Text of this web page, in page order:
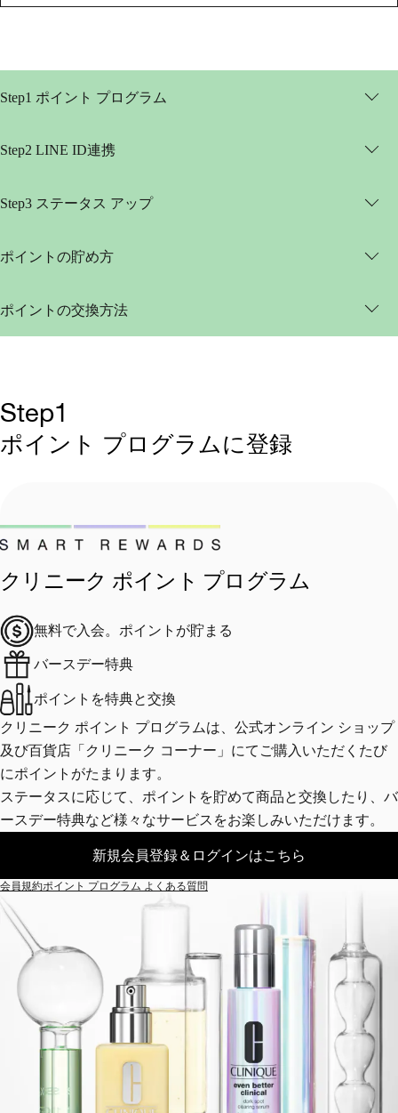
Step1 ポイント プログラム
Step2 LINE ID連携
Step3 ステータス アップ
ポイントの貯め方
ポイントの交換方法
Step1
ポイント プログラムに登録
クリニーク ポイント プログラム
無料で入会。 ポイントが貯まる
バースデー特典
ポイントを特典と交換
クリニーク ポイント プログラムは、公式オンライン ショップ
及び百貨店「クリニーク コーナー」にてご購入いただくたび
にポイントがたまります。
ステータスに応じて、ポイントを貯めて商品と交換したり、バ
ースデー特典など様々なサービスをお楽しみいただけます。
新規会員登録＆ログインはこちら
会員規約ポイント プログラム よくある質問